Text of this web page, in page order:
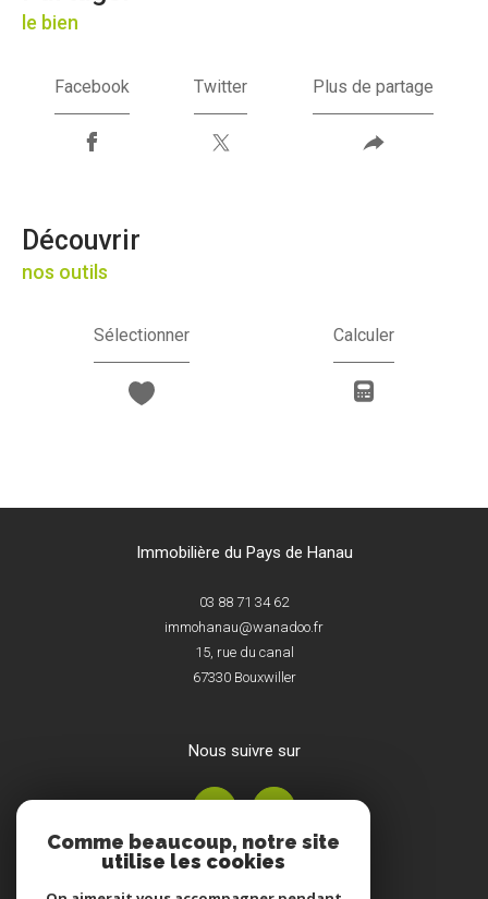
le bien
Facebook Twitter Plus de partage
découvrir
nos outils
Sélectionner Calculer
Immobilière du Pays de Hanau
03 88 71 34 62
immohanau@wanadoo.fr
15, rue du canal
67330
Bouxwiller
nous suivre sur
Comme beaucoup, notre site
utilise les cookies